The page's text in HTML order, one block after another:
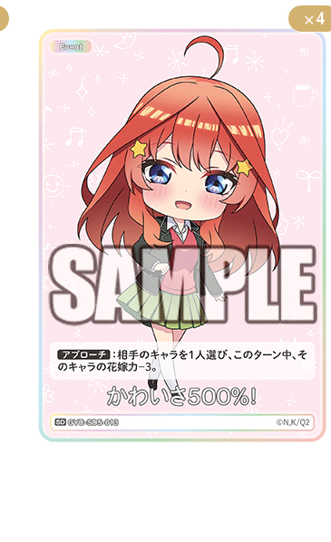
×4